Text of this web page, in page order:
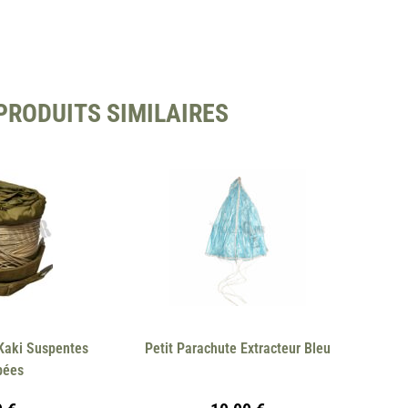
SIMILAIRES
Suspentes
Petit Parachute Extracteur Bleu